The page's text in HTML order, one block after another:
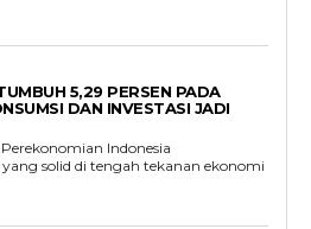
5,29 PERSEN PADA
DAN INVESTASI JADI
Indonesia
solid di tengah tekanan ekonomi